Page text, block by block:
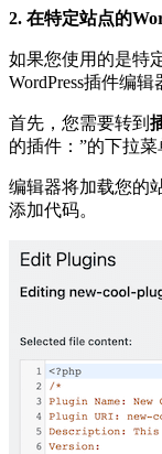
2. 在特定站点的
如果您使用的是特
WordPress插件编
首先，您需要转到
的插件：”的下拉菜
编辑器将加载您的
添加代码。